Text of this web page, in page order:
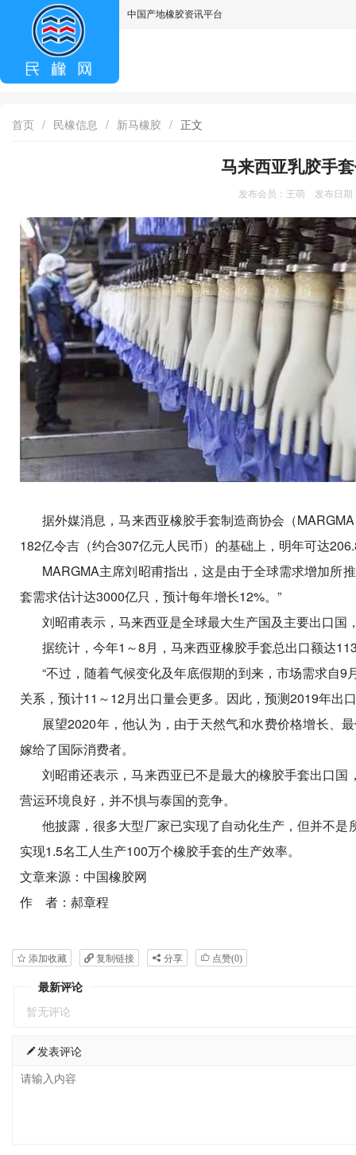
中国产地橡胶资讯平台
首页 / 民橡信息 / 新马橡胶 / 正文
马来西亚乳胶手
发布会员：王萌 发布日
据外媒消息，马来西亚橡胶手套制造商协会（MARGMA
182亿令吉（约合307亿元人民币）的基础上，明年可达
MARGMA主席刘昭甫指出，这是由于全球需求增加所
套需求估计达3000亿只，预计每年增长12%。”
刘昭甫表示，马来西亚是全球最大生产国及主要出口国
据统计，今年1 ～8月，马来西亚橡胶手套总出口额达
“不过，随着气候变化及年底假期的到来，市场需求自9
关系，预计11 ～12月出口量会更多。因此，预测2019年出
展望2020年，他认为，由于天然气和水费价格增长、
嫁给了国际消费者。
刘昭甫还表示，马来西亚已不是最大的橡胶手套出口
营运环境良好，并不惧与泰国的竞争。
他披露，很多大型厂家已实现了自动化生产，但并不
实现1.5名工人生产100万个橡胶手套的生产效率。
文章来源：中国橡胶网
作 者：郝章程
添加收藏 复制链接 分享 点赞(0)
最新评论
暂无评论
发表评论